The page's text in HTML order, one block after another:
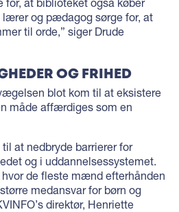
lærer og pædagog sørge for, at
til orde,” siger Drude
OG FRIHED
blot kom til at eksistere
måde affærdiges som en
at nedbryde barrierer for
og i uddannelsessystemet.
de fleste mænd efterhånden
medansvar for børn og
direktør, Henriette